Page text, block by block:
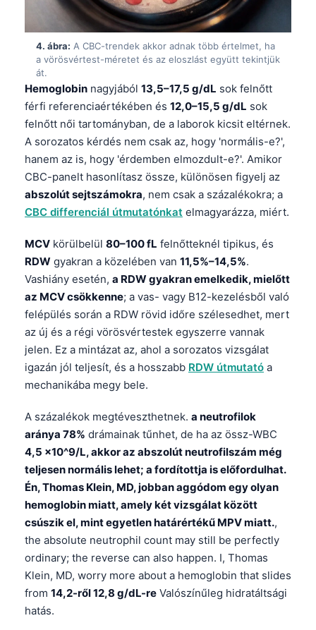
4. ábra: A CBC-trendek akkor adnak több értelmet, ha
a vörösvértest-méretet és az eloszlást együtt tekintjük
át.
Hemoglobin nagyjából 13,5–17,5 g/dL sok felnőtt
férfi referenciaértékében és 12,0–15,5 g/dL sok
felnőtt női tartományban, de a laborok kicsit eltérnek.
A sorozatos kérdés nem csak az, hogy 'normális-e?',
hanem az is, hogy 'érdemben elmozdult-e?'. Amikor
CBC-panelt hasonlítasz össze, különösen figyelj az
abszolút sejtszámokra, nem csak a százalékokra; a
CBC differenciál útmutatónkat elmagyarázza, miért.
MCV körülbelül 80–100 fL felnőtteknél tipikus, és
RDW gyakran a közelében van 11,5%–14,5%.
Vashiány esetén, a RDW gyakran emelkedik, mielőtt
az MCV csökkenne; a vas- vagy B12-kezelésből való
felépülés során a RDW rövid időre szélesedhet, mert
az új és a régi vörösvértestek egyszerre vannak
jelen. Ez a mintázat az, ahol a sorozatos vizsgálat
igazán jól teljesít, és a hosszabb RDW útmutató a
mechanikába megy bele.
A százalékok megtéveszthetnek. a neutrofilok
aránya 78% drámainak tűnhet, de ha az össz-WBC
4,5 ×10^9/L, akkor az abszolút neutrofilszám még
teljesen normális lehet; a fordítottja is előfordulhat.
Én, Thomas Klein, MD, jobban aggódom egy olyan
hemoglobin miatt, amely két vizsgálat között
csúszik el, mint egyetlen határértékű MPV miatt.,
the absolute neutrophil count may still be perfectly
ordinary; the reverse can also happen. I, Thomas
Klein, MD, worry more about a hemoglobin that slides
from 14,2-ről 12,8 g/dL-re Valószínűleg hidratáltsági
hatás.
Norsk bokmål